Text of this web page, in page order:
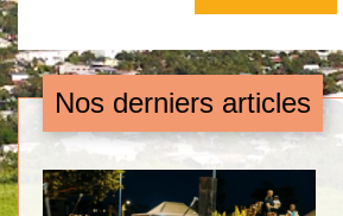
Nos derniers articles